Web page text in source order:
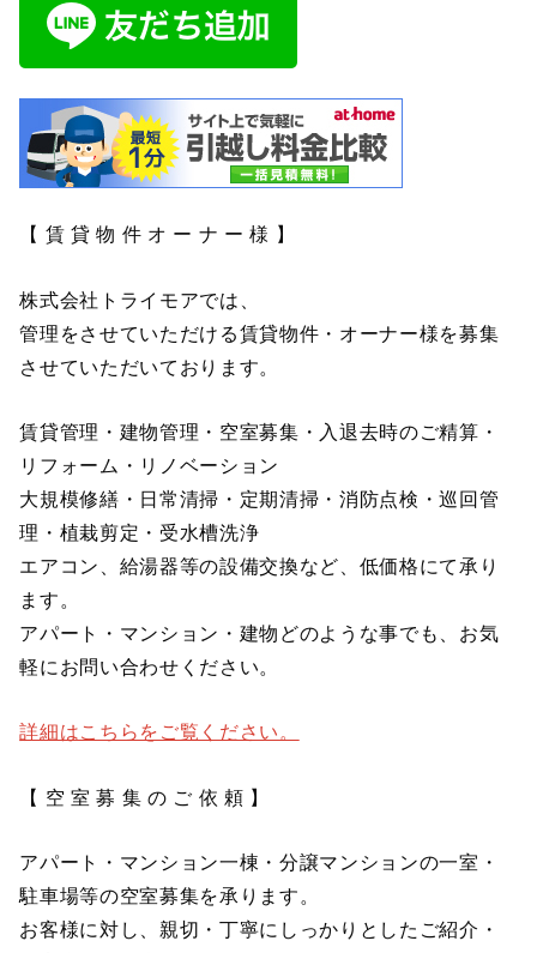
【 賃 貸 物 件 オ ー ナ ー 様 】
株式会社トライモアでは、
管理をさせていただける賃貸物件・オーナー様を募集
させていただいております。
賃貸管理・建物管理・空室募集・入退去時のご精算・
リフォーム・リノベーション
大規模修繕・日常清掃・定期清掃・消防点検・巡回管
理・植栽剪定・受水槽洗浄
エアコン、給湯器等の設備交換など、低価格にて承り
ます。
アパート・マンション・建物どのような事でも、お気
軽にお問い合わせください。
詳細はこちらをご覧ください。
【 空 室 募 集 の ご 依 頼 】
アパート・マンション一棟・分譲マンションの一室・
駐車場等の空室募集を承ります。
お客様に対し、親切・丁寧にしっかりとしたご紹介・